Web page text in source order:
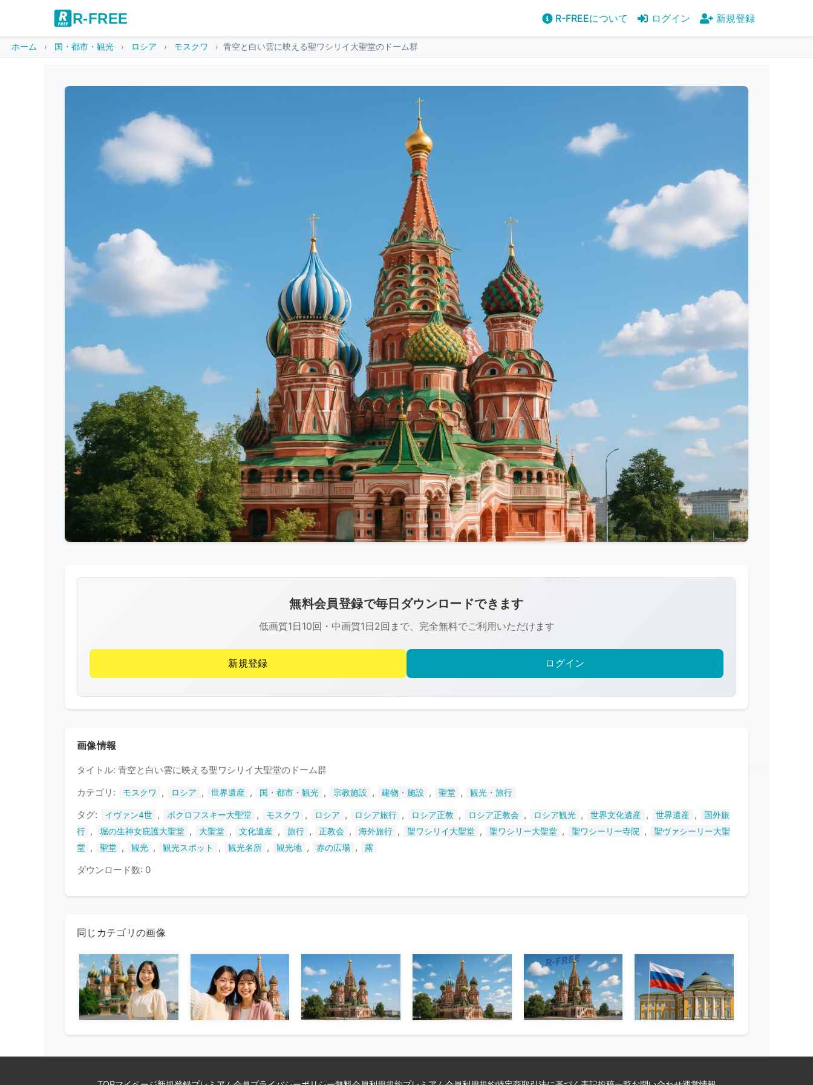
R-FREE R-FREEについて ログイン 新規登録
ホーム 国・都市・観光 ロシア モスクワ 青空と白い雲に映える聖ワシリイ大聖堂のドーム群
像
R-
FREE
著
作
権
れ
て
い
無料会員登録で毎日ダウンロードできます
低画質1日10回・中画質1日2回まで、完全無料でご利用いただけます
新規登録 ログイン
画像情報
タイトル: 青空と白い雲に映える聖ワシリイ大聖堂のドーム群
カテゴリ:
モスクワ , ロシア , 世界遺産 , 国・都市・観光 , 宗教施設 , 建物・施設 , 聖堂 , 観光・旅行
タグ: イヴァン4世 , ポクロフスキー大聖堂 , モスクワ , ロシア , ロシア旅行 , ロシア正教 , ロシア正教会 , ロシア観光 , 世界文化遺産 , 世界遺産 ,
国外旅
行 , 堀の生神女庇護大聖堂 , 大聖堂 , 文化遺産 , 旅行 , 正教会 , 海外旅行 , 聖ワシリイ大聖堂 , 聖ワシリー大聖堂 , 聖ワシーリー寺院 ,
聖ヴァシーリー大聖
堂 , 聖堂 , 観光 , 観光スポット , 観光名所 , 観光地 , 赤の広場 , 露
ダウンロード数: 0
同じカテゴリの画像